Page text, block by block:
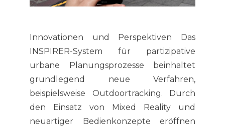
Innovationen und Perspektiven Das
INSPIRER-System für partizipative
urbane Planungsprozesse beinhaltet
grundlegend neue Verfahren,
beispielsweise Outdoortracking. Durch
den Einsatz von Mixed Reality und
neuartiger Bedienkonzepte eröffnen